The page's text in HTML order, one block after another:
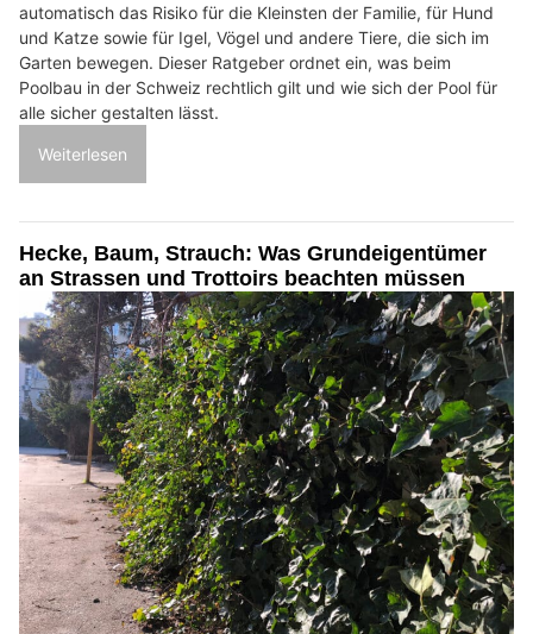
automatisch das Risiko für die Kleinsten der Familie, für Hund
und Katze sowie für Igel, Vögel und andere Tiere, die sich im
Garten bewegen. Dieser Ratgeber ordnet ein, was beim
Poolbau in der Schweiz rechtlich gilt und wie sich der Pool für
alle sicher gestalten lässt.
Weiterlesen
Hecke, Baum, Strauch: Was Grundeigentümer
an Strassen und Trottoirs beachten müssen